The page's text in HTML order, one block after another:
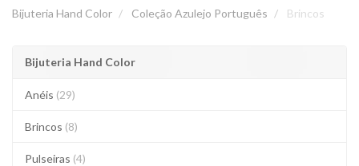
Bijuteria Hand Color Coleção Azulejo Português Brincos
Bijuteria Hand Color
Anéis (29)
Brincos (8)
Pulseiras (4)